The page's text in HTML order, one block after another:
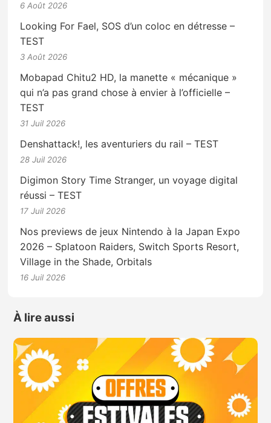
6 Août 2026
Looking For Fael, SOS d’un coloc en détresse –
TEST
3 Août 2026
Mobapad Chitu2 HD, la manette « mécanique »
qui n’a pas grand chose à envier à l’officielle –
TEST
31 Juil 2026
Denshattack!, les aventuriers du rail – TEST
28 Juil 2026
Digimon Story Time Stranger, un voyage digital
réussi – TEST
17 Juil 2026
Nos previews de jeux Nintendo à la Japan Expo
2026 – Splatoon Raiders, Switch Sports Resort,
Village in the Shade, Orbitals
16 Juil 2026
À lire aussi